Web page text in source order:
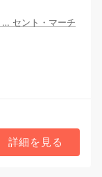
… セント・マーチ
詳細を見る